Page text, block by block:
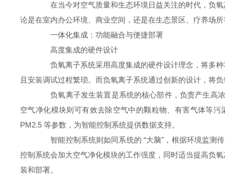
在当今对空气质量和生态环境日益关注的时代，负氧
论是在室内办公环境、商业空间，还是在生态景区、疗养场
一体化集成：功能融合与便捷部署
高度集成的硬件设计
负氧离子系统采用高度集成的硬件设计理念，将多种
且安装调试过程繁琐。而负氧离子系统通过创新的设计，将
负氧离子发生装置是系统的核心部件，负责产生高浓
空气净化模块则可有效去除空气中的颗粒物、有害气体等
PM2.5 等参数，为智能控制系统提供数据支持。
智能控制系统则如同系统的 “大脑"，根据环境监测传
控制系统会加大空气净化模块的工作强度，同时适当提高负
装和部署。